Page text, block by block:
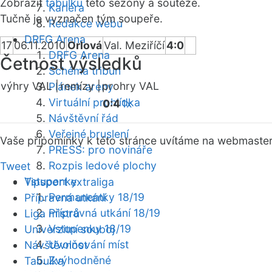
Kariéra
Redakce webu
DRFG Arena
DRFG Arena
Schéma tribun
Plánek areny
Virtuální prohlídka
Návštěvní řád
Veřejné bruslení
PRESS: pro novináře
Rozpis ledové plochy
Vstupenky
Permanentky 18/19
Přípravná utkání 18/19
Vstupenky 18/19
Uvolňování míst
Zvýhodněné
Zobrazit tabulku této sezóny a soutěže.
Tučně je vyznačen tým soupeře.
1706.11.2010 OrlováVal. Meziříčí4:0
Četnost výsledků
výhry VAL |remízy |prohry VAL
0:41x
Vaše připomínky k této stránce uvítáme na webmaster
Tweet
Tipsport extraliga
Přípravná utkání
Liga mistrů
Univerzitní souboj
Návštěvnost
Tabulka